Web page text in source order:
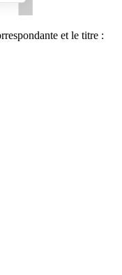
et le titre :